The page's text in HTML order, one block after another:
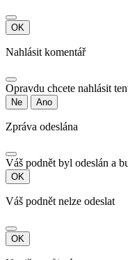
OK
Nahlásit komentář
Opravdu chcete nahlásit
Ne Ano
Zpráva odeslána
Váš podnět byl odeslán a
OK
Váš podnět nelze odeslat
OK